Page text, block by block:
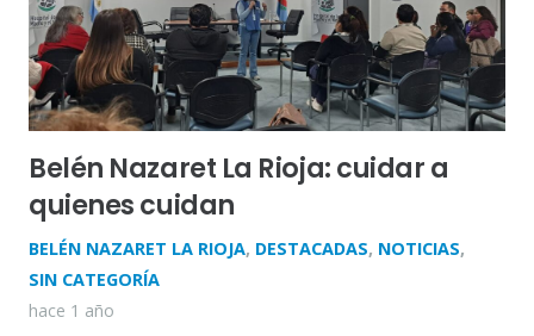
Belén Nazaret La Rioja: cuidar a
quienes cuidan
BELÉN NAZARET LA RIOJA, DESTACADAS, NOTICIAS,
SIN CATEGORÍA
hace 1 año